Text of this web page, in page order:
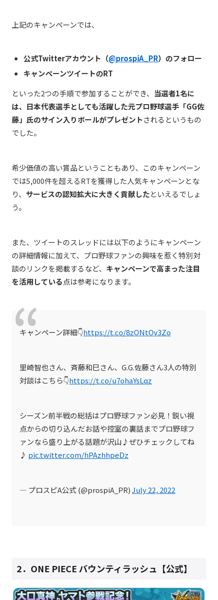
上記のキャンペーンでは、
公式Twitterアカウント（@prospiA_PR）のフォロー
キャンペーンツイートのRT
といった2つの手順で参加することができ、 当選者1名に
は、日本代表選手としても活躍した元プロ野球選手「GG佐
藤」氏のサイン入りボールがプレゼントされるというもの
でした。
希少価値の高い賞品ということもあり、このキャンペーン
では5,000件を超えるRTを獲得した人気キャンペーンとな
り、 サービスの認知拡大に大きく貢献したといえるでしょ
う。
また、ツイートのスレッドには以下のようにキャンペーン
の詳細情報に加えて、プロ野球ファンの興味を惹く特別対
談のリンクを掲載するなど、 キャンペーンで高まった注目
を活用している点は参考になります。
キャンペーン詳細👇https://t.co/8zONtOv3Zo
里崎智也さん、斉藤和巳さん、G.G.佐藤さん3人の特別
対談はこちら👇https://t.co/u7ohaYsLqz
シーズン前半戦の総括はプロ野球ファン必見！鋭い視
点からの切り込んだお話や控室の裏話までプロ野球フ
ァンなら盛り上がる話題が沢山♪ぜひチェックしてね
♪ pic.twitter.com/hPAzhhpeDz
— プロスピA公式 (@prospiA_PR)July 22, 2022
2． ONE PIECE バウンティラッシュ【公式】